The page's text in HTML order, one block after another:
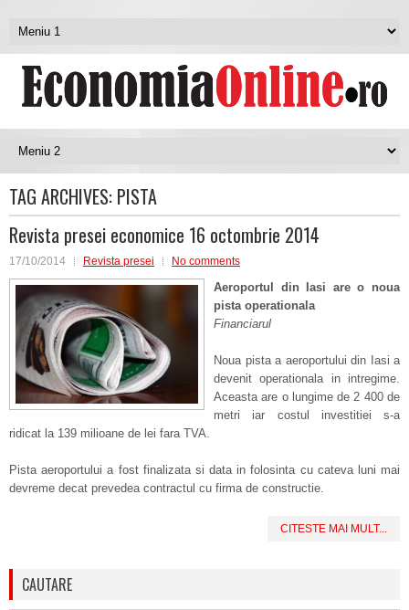
TAG ARCHIVES: PISTA
Revista presei economice 16 octombrie 2014
17/10/2014 Revista presei No comments
Aeroportul din Iasi are o noua
pista operationala
Financiarul
Noua pista a aeroportului din Iasi a
devenit operationala in intregime.
Aceasta are o lungime de 2 400 de
metri iar costul investitiei s-a
ridicat la 139 milioane de lei fara TVA.
Pista aeroportului a fost finalizata si data in folosinta cu cateva luni mai
devreme decat prevedea contractul cu firma de constructie.
CITESTE MAI MULT...
CAUTARE